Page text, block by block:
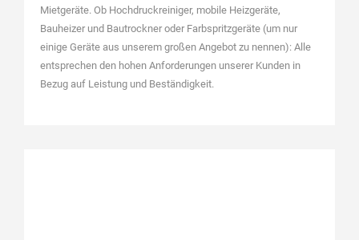
Mietgeräte. Ob Hochdruckreiniger, mobile Heizgeräte,
Bauheizer und Bautrockner oder Farbspritzgeräte (um nur
einige Geräte aus unserem großen Angebot zu nennen): Alle
entsprechen den hohen Anforderungen unserer Kunden in
Bezug auf Leistung und Beständigkeit.